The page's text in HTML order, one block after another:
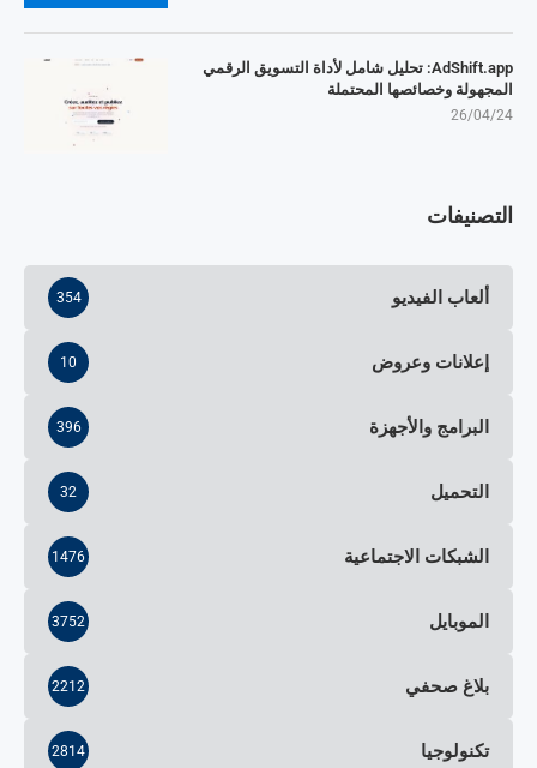
AdShift.app: تحليل شامل لأداة التسويق الرقمي
المجهولة وخصائصها المحتملة
26/04/24
التصنيفات
ألعاب الفيديو 354
إعلانات وعروض 10
البرامج والأجهزة 396
التحميل 32
الشبكات الاجتماعية 1476
الموبايل 3752
بلاغ صحفي 2212
تكنولوجيا 2814